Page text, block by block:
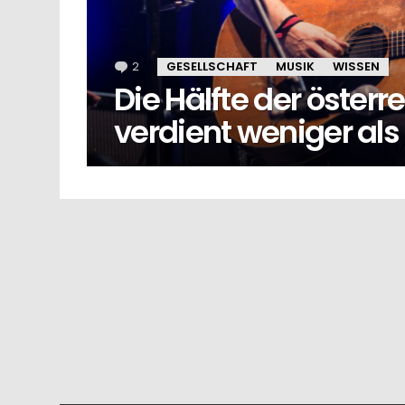
2 Kommentare
GESELLSCHAFT MUSIK WISSEN
Die Hälfte der
verdient weniger